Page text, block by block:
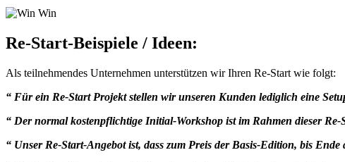
Re-Start-Beispiele / Ideen:
Als teilnehmendes Unternehmen unterstützen wir Ihren Re-Start wie folgt:
“ Für ein Re-Start Projekt stellen wir unseren Kunden lediglich eine
“ Der normal kostenpflichtige Initial-Workshop ist im Rahmen dieser Re-
“ Unser Re-Start-Angebot ist, dass zum Preis der Basis-Edition, bis